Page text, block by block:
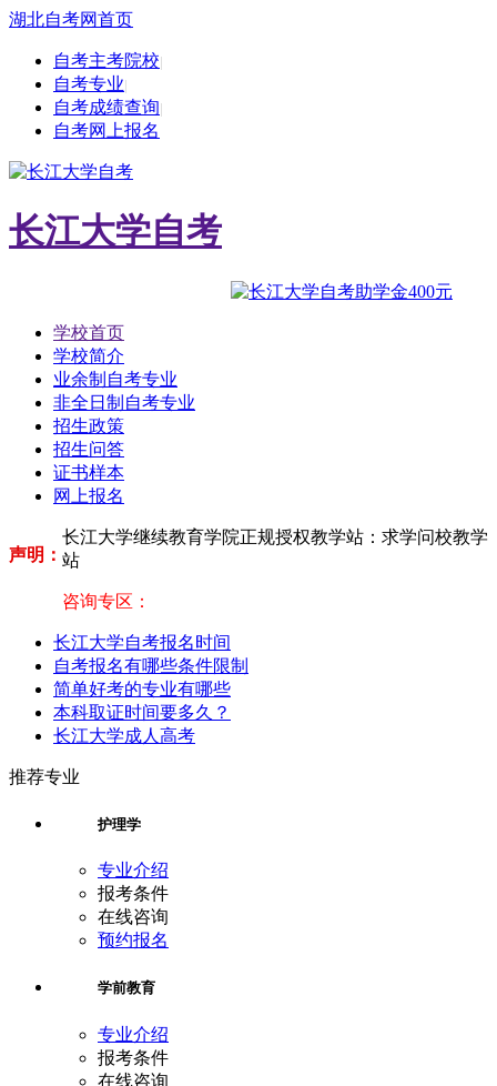
湖北自考网首页
自考主考院校|
自考专业|
自考成绩查询|
自考网上报名
长江大学自考
学校首页
学校简介
业余制自考专业
非全日制自考专业
招生政策
招生问答
证书样本
网上报名
声明：
长江大学继续教育学院正规授权教学站：求学问校教学
站
咨询专区：
长江大学自考报名时间
自考报名有哪些条件限制
简单好考的专业有哪些
本科取证时间要多久？
长江大学成人高考
推荐专业
护理学
专业介绍
报考条件
在线咨询
预约报名
学前教育
专业介绍
报考条件
在线咨询